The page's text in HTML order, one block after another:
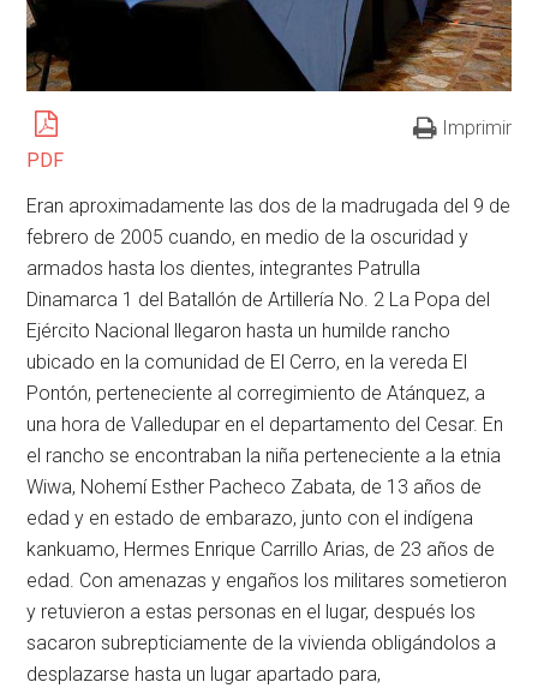
PDF
Imprimir
Eran aproximadamente las dos de la madrugada del 9 de
febrero de 2005 cuando, en medio de la oscuridad y
armados hasta los dientes, integrantes Patrulla
Dinamarca 1 del Batallón de Artillería No. 2 La Popa del
Ejército Nacional llegaron hasta un humilde rancho
ubicado en la comunidad de El Cerro, en la vereda El
Pontón, perteneciente al corregimiento de Atánquez, a
una hora de Valledupar en el departamento del Cesar. En
el rancho se encontraban la niña perteneciente a la etnia
Wiwa, Nohemí Esther Pacheco Zabata, de 13 años de
edad y en estado de embarazo, junto con el indígena
kankuamo, Hermes Enrique Carrillo Arias, de 23 años de
edad. Con amenazas y engaños los militares sometieron
y retuvieron a estas personas en el lugar, después los
sacaron subrepticiamente de la vivienda obligándolos a
desplazarse hasta un lugar apartado para,